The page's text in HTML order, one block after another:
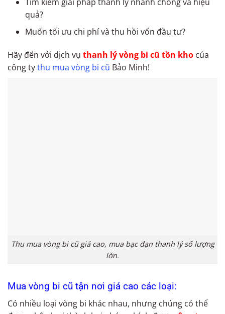
quả?
Muốn tối ưu chi phí và thu hồi vốn đầu tư?
Hãy đến với dịch vụ thanh lý vòng bi cũ tồn kho của
công tythu mua vòng bi cũ Bảo Minh!
Thu mua vòng bi cũ giá cao, mua bạc đạn thanh lý số lượng
lớn.
Mua vòng bi cũ tận nơi giá cao các loại:
Có nhiều loại vòng bi khác nhau, nhưng chúng có thể